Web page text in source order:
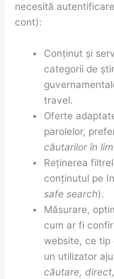
necesită
cont):
Conținut și
categorii de
travel.
Oferte
parolelor,
căutarilor în
Reținerea
conținutul pe
safe search).
Măsurare,
cum ar fi
website, ce tip
un utilizator
căutare,